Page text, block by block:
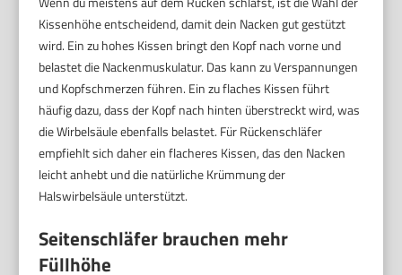
Kissenhöhe entscheidend, damit dein Nacken gut gestützt
wird. Ein zu hohes Kissen bringt den Kopf nach vorne und
belastet die Nackenmuskulatur. Das kann zu Verspannungen
und Kopfschmerzen führen. Ein zu flaches Kissen führt
häufig dazu, dass der Kopf nach hinten überstreckt wird, was
die Wirbelsäule ebenfalls belastet. Für Rückenschläfer
empfiehlt sich daher ein flacheres Kissen, das den Nacken
leicht anhebt und die natürliche Krümmung der
Halswirbelsäule unterstützt.
Seitenschläfer brauchen mehr
Füllhöhe